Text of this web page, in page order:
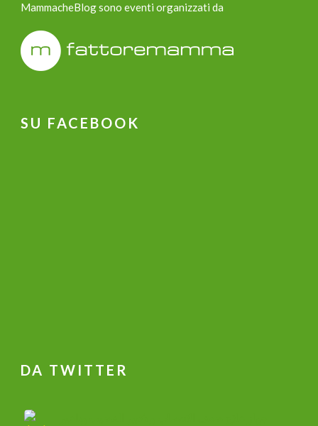
MammacheBlog sono eventi organizzati da
SU FACEBOOK
DA TWITTER